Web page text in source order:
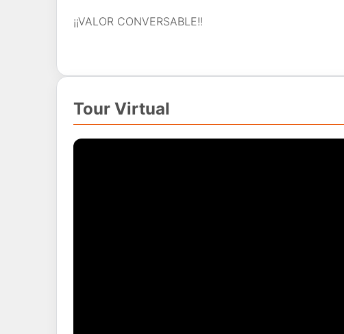
¡¡VALOR CONVERSABLE!!
Tour Virtual